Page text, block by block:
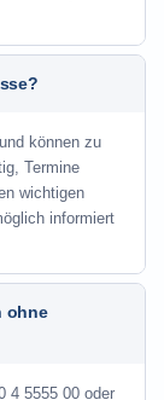
können zu
Termine
wichtigen
informiert
ohne
4 5555 00 oder